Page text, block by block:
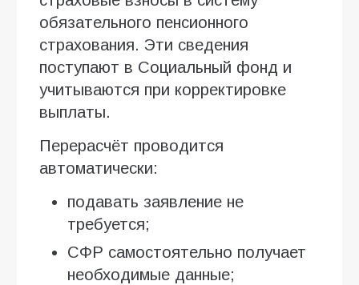
обязательного пенсионного
страхования. Эти сведения
поступают в Социальный фонд и
учитываются при корректировке
выплаты.
Перерасчёт проводится
автоматически:
подавать заявление не
требуется;
СФР самостоятельно получает
необходимые данные;